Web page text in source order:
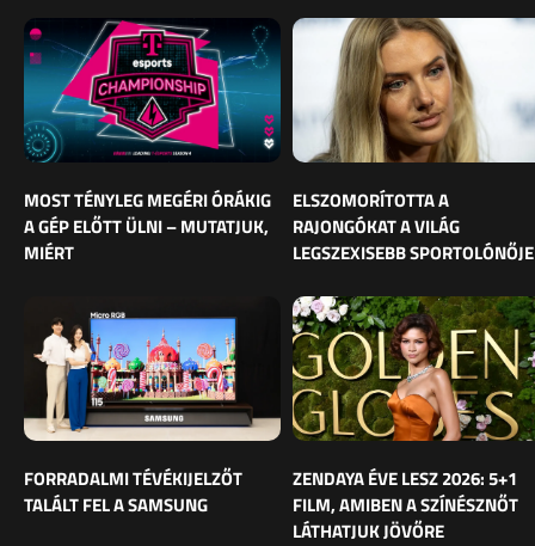
MOST TÉNYLEG MEGÉRI ÓRÁKIG
A GÉP ELŐTT ÜLNI – MUTATJUK,
MIÉRT
ELSZOMORÍTOTTA A
RAJONGÓKAT A VILÁG
LEGSZEXISEBB SPORTOLÓNŐJE
FORRADALMI TÉVÉKIJELZŐT
TALÁLT FEL A SAMSUNG
ZENDAYA ÉVE LESZ 2026: 5+1
FILM, AMIBEN A SZÍNÉSZNŐT
LÁTHATJUK JÖVŐRE